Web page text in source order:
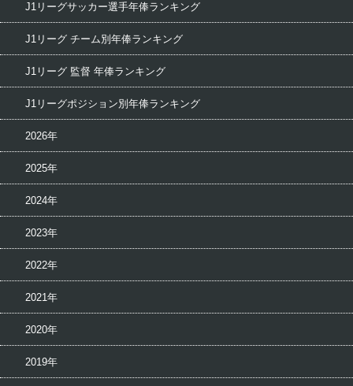
J1リーグサッカー選手年俸ランキング
J1リーグ チーム別年俸ランキング
J1リーグ 監督 年俸ランキング
J1リーグポジション別年俸ランキング
2026年
2025年
2024年
2023年
2022年
2021年
2020年
2019年